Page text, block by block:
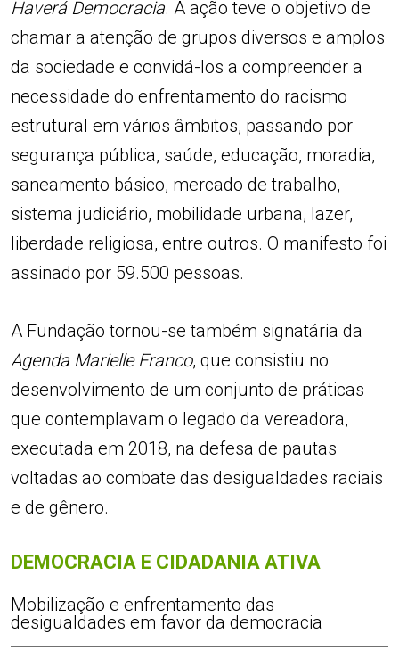
Haverá Democracia. A ação teve o objetivo de
chamar a atenção de grupos diversos e amplos
da sociedade e convidá-los a compreender a
necessidade do enfrentamento do racismo
estrutural em vários âmbitos, passando por
segurança pública, saúde, educação, moradia,
saneamento básico, mercado de trabalho,
sistema judiciário, mobilidade urbana, lazer,
liberdade religiosa, entre outros. O manifesto foi
assinado por 59.500 pessoas.
A Fundação tornou-se também signatária da
Agenda Marielle Franco, que consistiu no
desenvolvimento de um conjunto de práticas
que contemplavam o legado da vereadora,
executada em 2018, na defesa de pautas
voltadas ao combate das desigualdades raciais
e de gênero.
DEMOCRACIA E CIDADANIA ATIVA
Mobilização e enfrentamento das
desigualdades em favor da democracia